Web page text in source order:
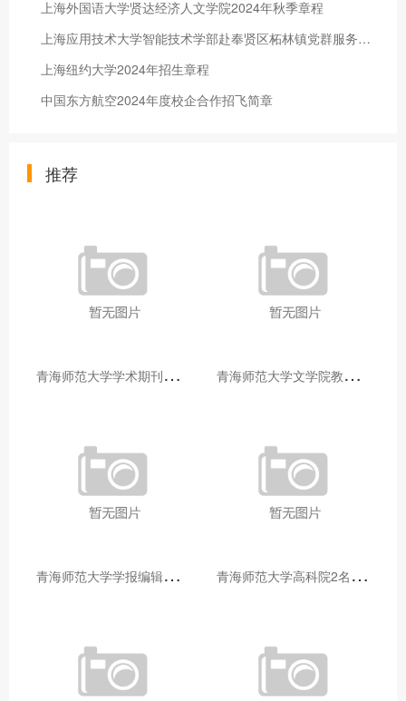
上海外国语大学贤达经济人文学院2024年秋季章程
上海应用技术大学智能技术学部赴奉贤区柘林镇党群服务中心和社区开展党建活动
上海纽约大学2024年招生章程
中国东方航空2024年度校企合作招飞简章
推荐
青
海师范大学学术期刊两个专栏入选2025年青海省期刊重点专栏 青
海师范大学文学院教师赴山东省相关高校和学术机构交流学习
青
海师范大学学报编辑部赴大通县城关镇上毛佰胜村开展帮扶慰问活动 青
海师范大学高科院2名专家当选中国科学院院士